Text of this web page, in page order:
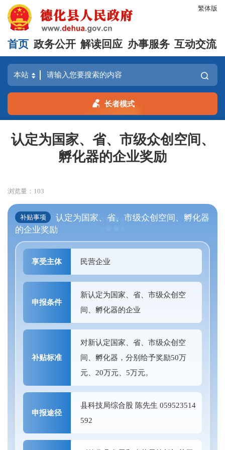
繁体版
首页 政务公开 解读回应 办事服务 互动交流
长者模式
认定为国家、省、市级众创空间、
孵化器的企业奖励
浏览量： 103
补贴事项
认定为国家、省、市级众创空间、孵化器
的企业奖励
享受主体 民营企业
申报条件
新认定为国家、省、市级众创空
间、孵化器的企业
补贴标准
对新认定国家、省、市级众创空
间、孵化器，分别给予奖励50万
元、20万元、5万元。
申报途径
县科技局综合股 陈先生 059523514
592